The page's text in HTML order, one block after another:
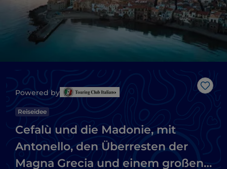
Like
Powered by
Reiseidee
Cefalù und die Madonie, mit
Antonello, den Überresten der
Magna Grecia und einem großen